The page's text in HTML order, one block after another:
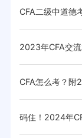
CFA二级中道德
2023年CFA交流
CFA怎么考？附
码住！2024年